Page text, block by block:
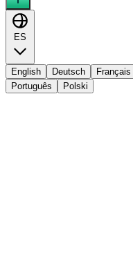
ES
English Deutsch Français
Português
Polski